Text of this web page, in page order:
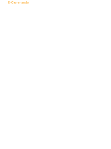
E-Commander